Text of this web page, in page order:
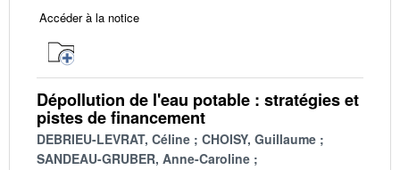
Accéder à la notice
Dépollution de l'eau potable : stratégies et
pistes de financement
DEBRIEU-LEVRAT, Céline
CHOISY, Guillaume
SANDEAU-GRUBER, Anne-Caroline